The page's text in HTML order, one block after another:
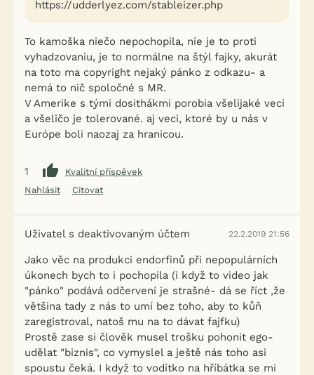
https://udderlyez.com/stableizer.php
To kamoška niečo nepochopila, nie je to proti
vyhadzovaniu, je to normálne na štýl fajky, akurát
na toto ma copyright nejaký pánko z odkazu- a
nemá to nič spoločné s MR.
V Amerike s tými dosithákmi porobia všelijaké veci
a všeličo je tolerované. aj veci, ktoré by u nás v
Európe boli naozaj za hranicou.
1
Kvalitní příspěvek
Nahlásit
Citovat
Uživatel s deaktivovaným účtem 22.2.2019 21:56
Jako věc na produkci endorfinů při nepopulárních
úkonech bych to i pochopila (i když to video jak
"pánko" podává odčervení je strašné- dá se říct ,že
většina tady z nás to umí bez toho, aby to kůň
zaregistroval, natoš mu na to dávat fajfku)
Prostě zase si člověk musel trošku pohonit ego-
udělat "biznis", co vymyslel a ještě nás toho asi
spoustu čeká. I když to vodítko na hříbátka se mi